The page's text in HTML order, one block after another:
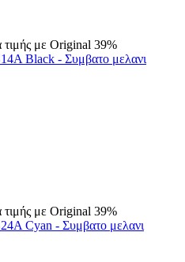
τιμής με Original 39%
Black - Συμβατο μελανι
τιμής με Original 39%
Cyan - Συμβατο μελανι